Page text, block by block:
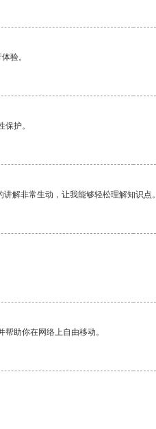
验。
护。
解非常生动，让我能够轻松理解知识点。
助你在网络上自由移动。